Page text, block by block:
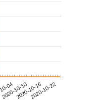
04
2020-10-102020-10-162020-10-22